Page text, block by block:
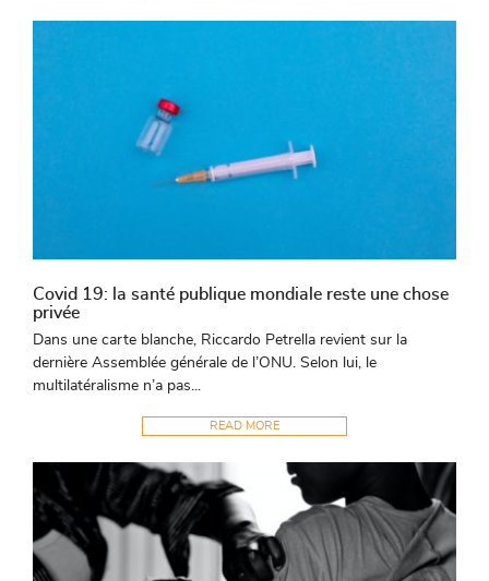
Covid 19: la santé publique mondiale reste une chose
privée
Dans une carte blanche, Riccardo Petrella revient sur la
dernière Assemblée générale de l’ONU. Selon lui, le
multilatéralisme n’a pas...
READ MORE